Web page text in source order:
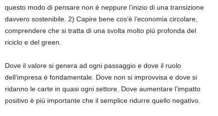
questo modo di pensare non è neppure l’inizio di una transizione
davvero sostenibile . 2) Capire bene cos’è l’economia circolare,
comprendere che si tratta di una svolta molto più profonda del
riciclo e del green.
Dove il valore si genera ad ogni passaggio e dove il ruolo
dell’impresa è fondamentale. Dove non si improvvisa e dove si
ridanno le carte in quasi ogni settore. Dove aumentare l’impatto
positivo è più importante che il semplice ridurre quello negativo.